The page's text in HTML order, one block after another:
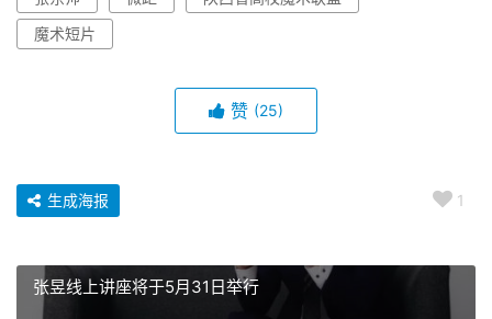
魔术短片
赞 (25)
1
生成海报
张昱线上讲座将于5月31日举行